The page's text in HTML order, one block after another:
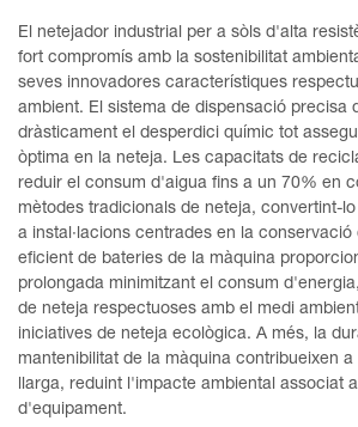
El netejador industrial per a sòls d'alta
fort compromís amb la sostenibilitat
seves innovadores característiques
ambient. El sistema de dispensació precisa
dràsticament el desperdici químic tot
òptima en la neteja. Les capacitats de
reduir el consum d'aigua fins a un 70% en
mètodes tradicionals de neteja, convertint-
a instal·lacions centrades en la
eficient de bateries de la màquina
prolongada minimitzant el consum
de neteja respectuoses amb el medi
iniciatives de neteja ecològica. A més, la
mantenibilitat de la màquina contribueixen
llarga, reduint l'impacte ambiental associat
d'equipament.